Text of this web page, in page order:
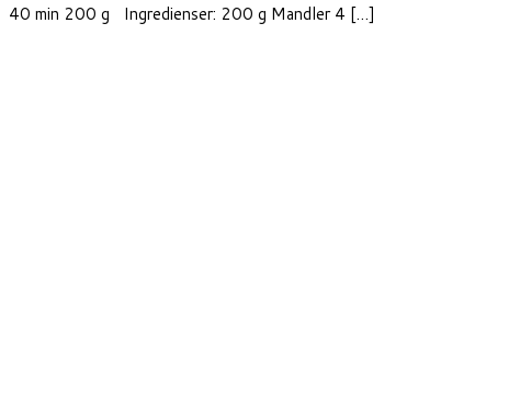
40 min 200 g Ingredienser: 200 g Mandler 4 […]